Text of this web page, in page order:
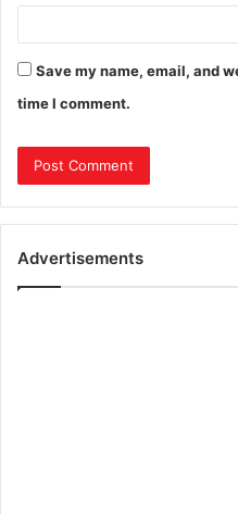
Save my name, email, and
time I comment.
Advertisements